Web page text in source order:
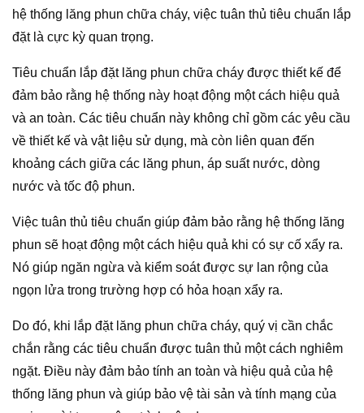
hệ thống lăng phun chữa cháy, việc tuân thủ tiêu chuẩn lắp
đặt là cực kỳ quan trọng.
Tiêu chuẩn lắp đặt lăng phun chữa cháy được thiết kế để
đảm bảo rằng hệ thống này hoạt động một cách hiệu quả
và an toàn. Các tiêu chuẩn này không chỉ gồm các yêu cầu
về thiết kế và vật liệu sử dụng, mà còn liên quan đến
khoảng cách giữa các lăng phun, áp suất nước, dòng
nước và tốc độ phun.
Việc tuân thủ tiêu chuẩn giúp đảm bảo rằng hệ thống lăng
phun sẽ hoạt động một cách hiệu quả khi có sự cố xẩy ra.
Nó giúp ngăn ngừa và kiểm soát được sự lan rộng của
ngọn lửa trong trường hợp có hỏa hoạn xẩy ra.
Do đó, khi lắp đặt lăng phun chữa cháy, quý vị cần chắc
chắn rằng các tiêu chuẩn được tuân thủ một cách nghiêm
ngặt. Điều này đảm bảo tính an toàn và hiệu quả của hệ
thống lăng phun và giúp bảo vệ tài sản và tính mạng của